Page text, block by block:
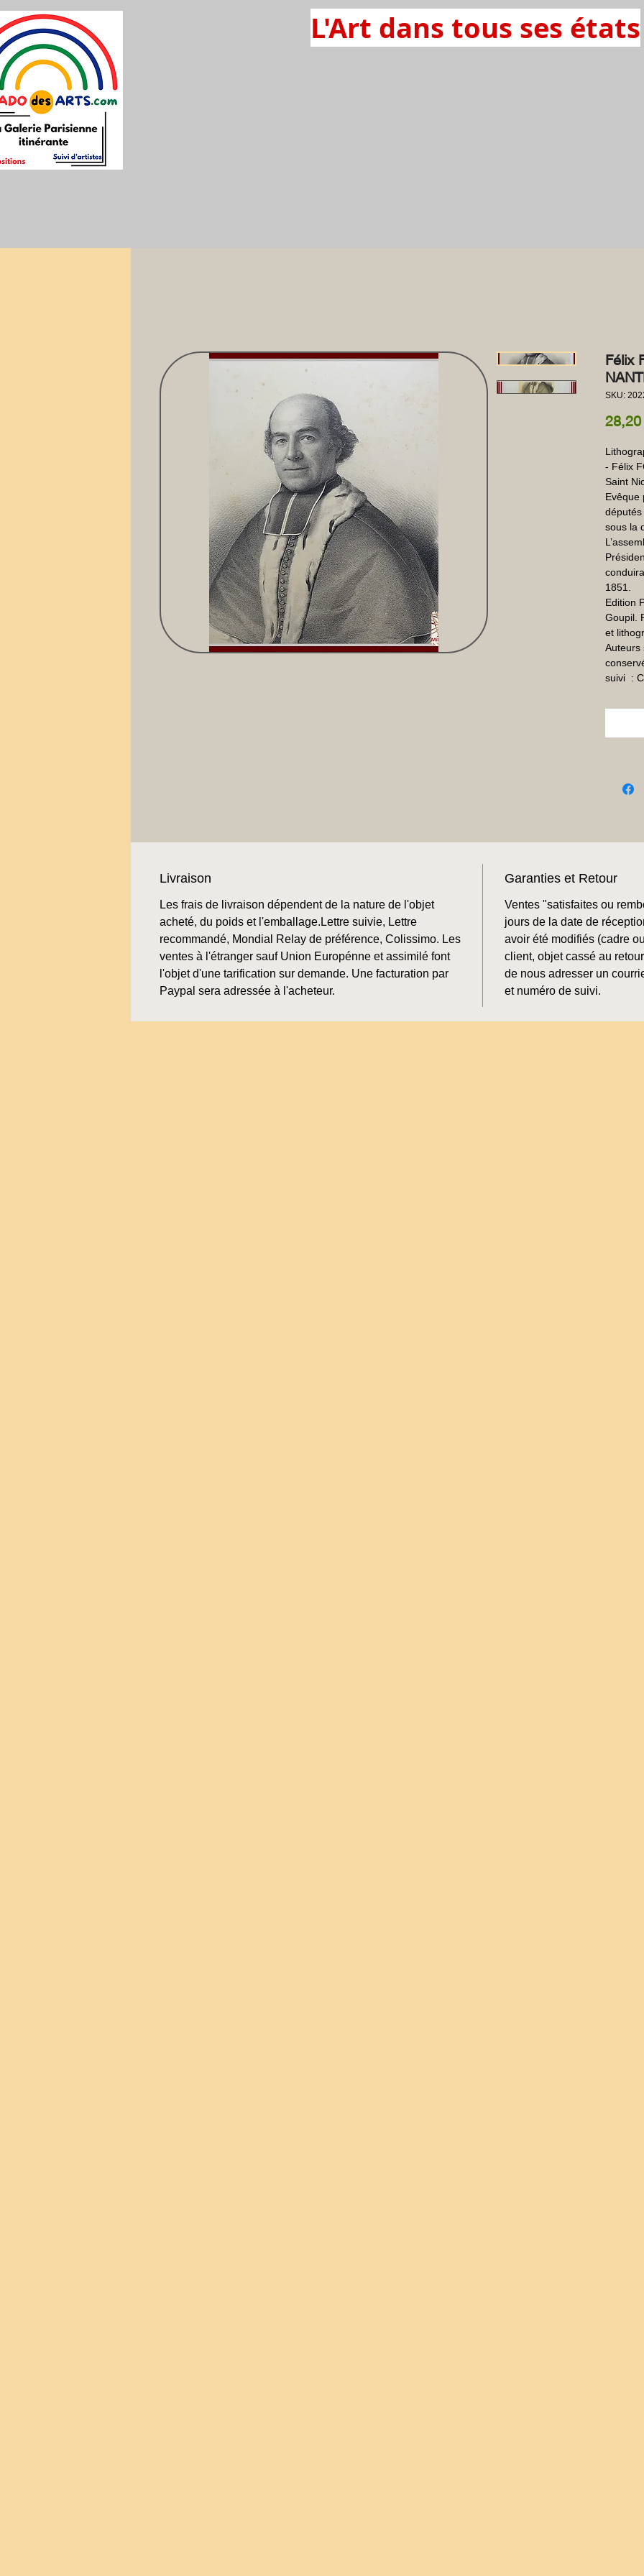
L'Art dans tous ses états
Félix
SKU:
- Félix
Saint
Evêque
députés
sous la
1851.
Edition
Goupil.
et
Auteurs
suivi  :
Livraison
Les frais de livraison dépendent de la nature de l'objet
acheté, du poids et l'emballage.Lettre suivie, Lettre
recommandé, Mondial Relay de préférence, Colissimo. Les
ventes à l'étranger sauf Union Europénne et assimilé font
l'objet d'une tarification sur demande. Une facturation par
Paypal sera adressée à l'acheteur.
Garanties et Retour
Ventes "satisfaites ou
jours de la date de
avoir été modifiés (cadre
client, objet cassé au
de nous adresser un
et numéro de suivi.